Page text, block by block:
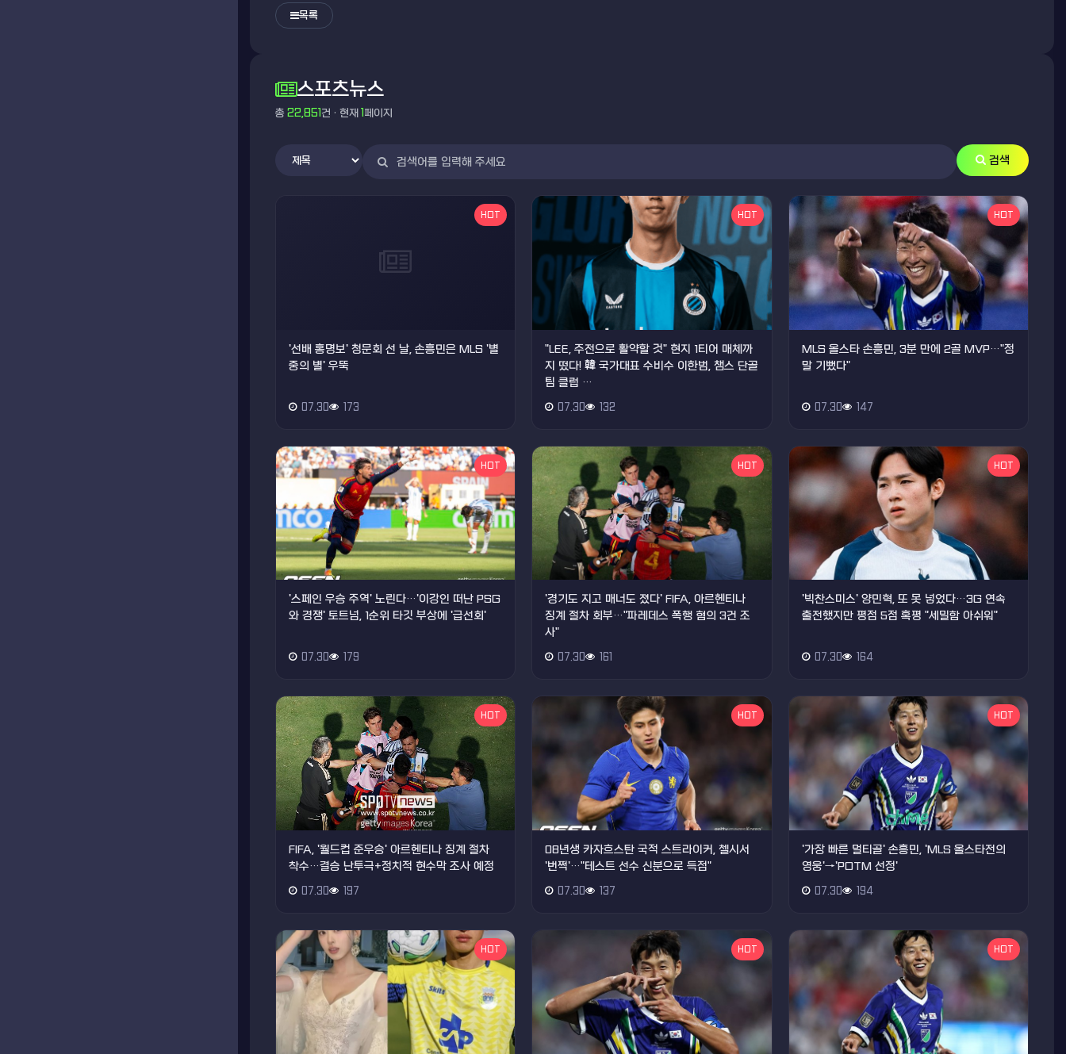
목록
스포츠뉴스
총 22,851건 · 현재 1 페이지
검색
HOT
'선배 홍명보' 청문회 선 날, 손흥민은 MLS '별
중의 별' 우뚝
07.30 173
HOT
"LEE, 주전으로 활약할 것" 현지 1티어 매체까
지 떴다! 韓 국가대표 수비수 이한범, 챔스 단골
팀 클럽 …
07.30 132
HOT
MLS 올스타 손흥민, 3분 만에 2골 MVP…"정
말 기뻤다"
07.30 147
HOT
'스페인 우승 주역' 노린다…'이강인 떠난 PSG
와 경쟁' 토트넘, 1순위 타깃 부상에 '급선회'
07.30 179
HOT
'경기도 지고 매너도 졌다' FIFA, 아르헨티나
징계 절차 회부…"파레데스 폭행 혐의 3건 조
사"
07.30 161
HOT
'빅찬스미스' 양민혁, 또 못 넣었다…3G 연속
출전했지만 평점 5점 혹평 "세밀함 아쉬워"
07.30 164
HOT
FIFA, '월드컵 준우승' 아르헨티나 징계 절차
착수…결승 난투극+정치적 현수막 조사 예정
07.30 197
HOT
08년생 카자흐스탄 국적 스트라이커, 첼시서
'번쩍'…"테스트 선수 신분으로 득점"
07.30 137
HOT
'가장 빠른 멀티골' 손흥민, 'MLS 올스타전의
영웅'→'POTM 선정'
07.30 194
HOT HOT HOT